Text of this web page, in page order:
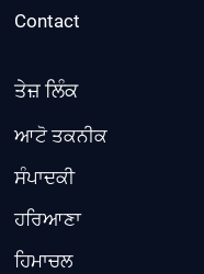
Contact
ਤੇਜ਼ ਲਿੰਕ
ਆਟੋ ਤਕਨੀਕ
ਸੰਪਾਦਕੀ
ਹਰਿਆਣਾ
ਹਿਮਾਚਲ